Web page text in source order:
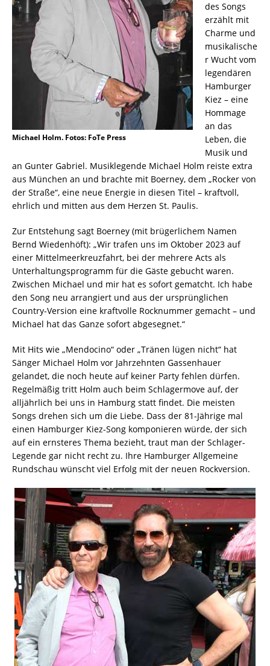
Michael Holm. Fotos: FoTe Press
des Songs
erzählt mit
Charme und
musikalische
r Wucht vom
legendären
Hamburger
Kiez – eine
Hommage
an das
Leben, die
Musik und
an Gunter Gabriel. Musiklegende Michael Holm reiste extra
aus München an und brachte mit Boerney, dem „Rocker von
der Straße“, eine neue Energie in diesen Titel – kraftvoll,
ehrlich und mitten aus dem Herzen St. Paulis.
Zur Entstehung sagt Boerney (mit brügerlichem Namen
Bernd Wiedenhöft): „Wir trafen uns im Oktober 2023 auf
einer Mittelmeerkreuzfahrt, bei der mehrere Acts als
Unterhaltungsprogramm für die Gäste gebucht waren.
Zwischen Michael und mir hat es sofort gematcht. Ich habe
den Song neu arrangiert und aus der ursprünglichen
Country-Version eine kraftvolle Rocknummer gemacht – und
Michael hat das Ganze sofort abgesegnet.“
Mit Hits wie „Mendocino“ oder „Tränen lügen nicht“ hat
Sänger Michael Holm vor Jahrzehnten Gassenhauer
gelandet, die noch heute auf keiner Party fehlen dürfen.
Regelmäßig tritt Holm auch beim Schlagermove auf, der
alljährlich bei uns in Hamburg statt findet. Die meisten
Songs drehen sich um die Liebe. Dass der 81-Jährige mal
einen Hamburger Kiez-Song komponieren würde, der sich
auf ein ernsteres Thema bezieht, traut man der Schlager-
Legende gar nicht recht zu. Ihre Hamburger Allgemeine
Rundschau wünscht viel Erfolg mit der neuen Rockversion.